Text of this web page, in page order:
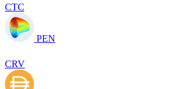
CTC
PEN
CRV